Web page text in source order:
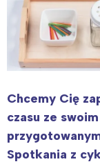
Chcemy Cię
czasu ze
Spotkania z